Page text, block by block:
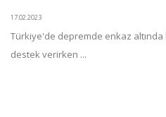
17.02.2023
Türkiye'de depremde enkaz altında
destek verirken ...